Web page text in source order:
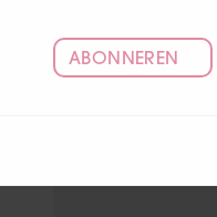
ABONNEREN